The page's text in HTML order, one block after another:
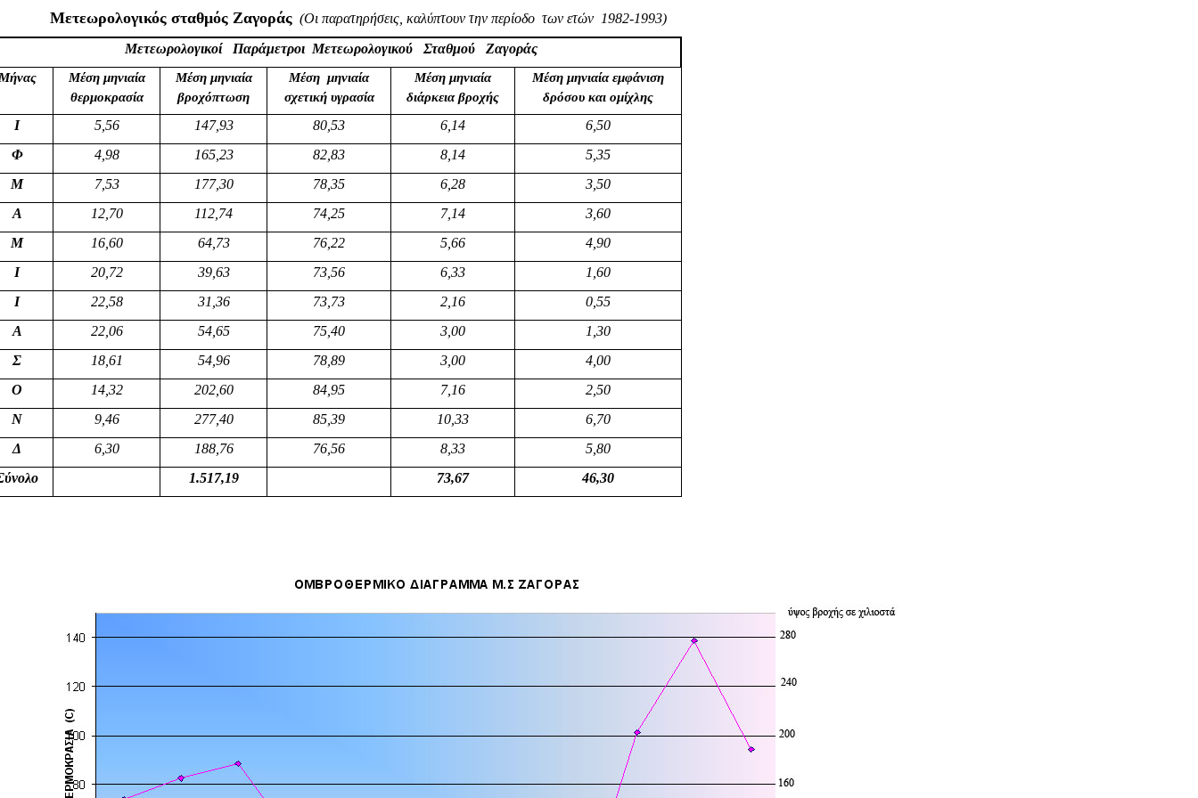
Μετεωρολογικός σταθμός Ζαγοράς (Οι παρατηρήσεις, καλύπτουν την περίοδο των ετών 1982-1993)
Μετεωρολογικοί Παράμετροι Μετεωρολογικού Σταθμού Ζαγοράς
Μέση μηνιαία
θερμοκρασία
Μέση μηνιαία
βροχόπτωση
Μέση μηνιαία
σχετική υγρασία
Μέση μηνιαία
διάρκεια βροχής
Μέση μηνιαία εμφάνιση
δρόσου και ομίχλης
Ι 5,56 147,93 80,53 6,14
6,50
Φ
4,98 165,23 82,83 8,14
5,35
Μ
7,53 177,30 78,35 6,28
3,50
Α
12,70 112,74 74,25 7,14
3,60
Μ
16,60 64,73 76,22 5,66
4,90
Ι
20,72 39,63 73,56 6,33
1,60
Ι
22,58 31,36 73,73 2,16
0,55
Α
22,06 54,65 75,40 3,00
1,30
Σ
18,61 54,96 78,89 3,00
4,00
Ο
14,32 202,60 84,95 7,16
2,50
Ν
9,46 277,40 85,39 10,33
6,70
Δ
6,30 188,76 76,56 8,33
5,80
1.517,19 73,67 46,30